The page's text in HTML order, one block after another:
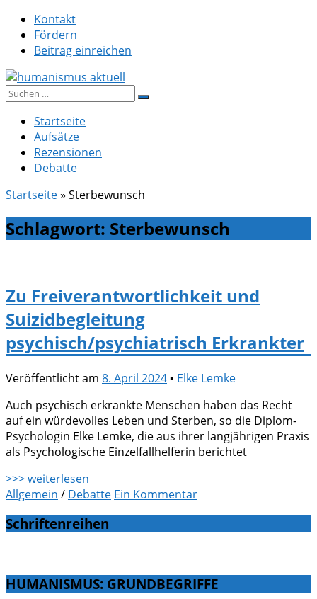
Zum
Inhalt
springen
Kontakt
Fördern
Beitrag einreichen
humanismus aktuell
Suche
Startseite
Aufsätze
Rezensionen
Debatte
Startseite» Sterbewunsch
Schlagwort: Sterbewunsch
Zu Freiverantwortlichkeit und
Suizidbegleitung
psychisch/psychiatrisch Erkrankter
Veröffentlicht am 8. April 2024▪ Elke Lemke
Auch psychisch erkrankte Menschen haben das Recht
auf ein würdevolles Leben und Sterben, so die Diplom-
Psychologin Elke Lemke, die aus ihrer langjährigen Praxis
als Psychologische Einzelfallhelferin berichtet
>>> weiterlesen
Allgemein / Debatte Ein Kommentar
Schriftenreihen
HUMANISMUS: GRUNDBEGRIFFE